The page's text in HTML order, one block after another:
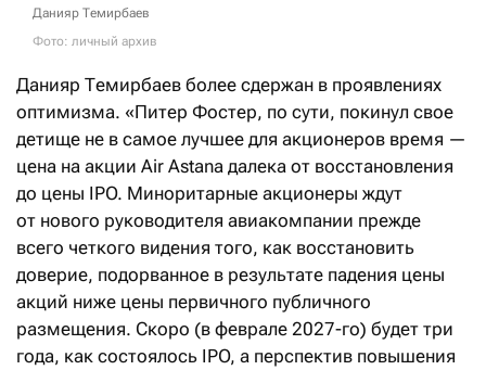
Данияр Темирбаев
Фото: личный архив
Данияр Темирбаев более сдержан в проявлениях
оптимизма. «Питер Фостер, по сути, покинул свое
детище не в самое лучшее для акционеров время —
цена на акции Air Astana далека от восстановления
до цены IPO. Миноритарные акционеры ждут
от нового руководителя авиакомпании прежде
всего четкого видения того, как восстановить
доверие, подорванное в результате падения цены
акций ниже цены первичного публичного
размещения. Скоро (в феврале 2027-го) будет три
года, как состоялось IPO, а перспектив повышения